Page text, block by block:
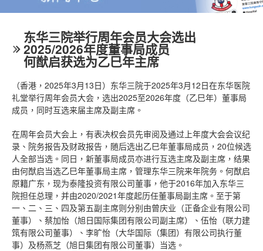
东华三院举行周年会员大会选出
2025/2026年度董事局成员
何猷启获选为乙巳年主席
（香港，2025年3月13日）东华三院于2025年3月12日在东华医院
礼堂举行周年会员大会，选出2025至2026年度（乙巳年）董事局
成员，同时互选来届主席及副主席。
在周年会员大会上，有表决权会员先审阅及通过上年度大会会议纪
录、院务报告及财政报告，随后选出乙巳年董事局成员，20位候选
人全部当选。同日，新董事局成员亦进行互选主席及副主席，结果
由何猷启当选乙巳年董事局主席，管理东华三院来年院务。何猷启
原籍广东，现为泰隆投资有限公司董事，他于2016年加入东华三
院担任总理，并由2020/2021年度起历任董事局副主席。至于第
一、二、三、四及第五副主席则分别由曾庆业（正备企业有限公司
董事）、蔡加怡（旭日国际集团有限公司副主席）、伍怡（联力建
筑有限公司董事）、李旷怡（大华国际（集团）有限公司执行董
事）及杨燕芝（旭日集团有限公司董事）当选。